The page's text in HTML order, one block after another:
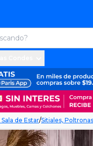
de Estar/Sitiales,